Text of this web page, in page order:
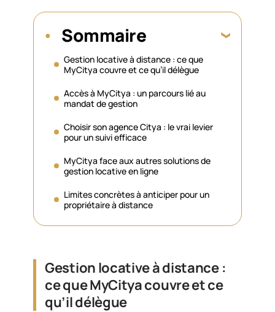
Sommaire
Gestion locative à distance : ce que
MyCitya couvre et ce qu’il délègue
Accès à MyCitya : un parcours lié au
mandat de gestion
Choisir son agence Citya : le vrai levier
pour un suivi efficace
MyCitya face aux autres solutions de
gestion locative en ligne
Limites concrètes à anticiper pour un
propriétaire à distance
Gestion locative à distance :
ce que MyCitya couvre et ce
qu’il délègue